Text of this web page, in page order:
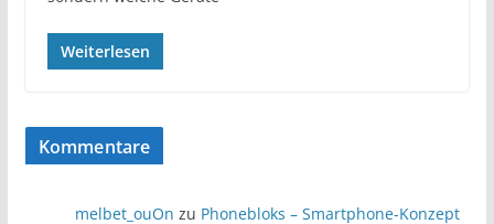
Weiterlesen
Kommentare
melbet_ouOn zu Phonebloks – Smartphone-Konzept